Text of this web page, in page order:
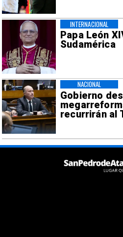
Papa León
Sudamérica
INTERNACIONAL
Gobierno
recurrirán al
NACIONAL